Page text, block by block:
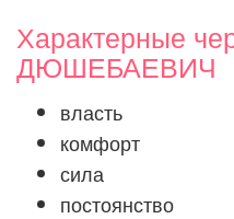
Характерные
ДЮШЕБАЕВИЧ
власть
комфорт
сила
постоянство